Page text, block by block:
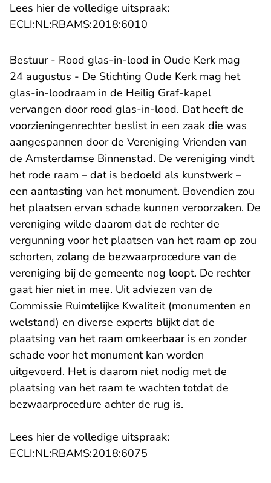
Lees hier de volledige uitspraak:
ECLI:NL:RBAMS:2018:6010
Bestuur - Rood glas-in-lood in Oude Kerk mag
24 augustus - De Stichting Oude Kerk mag het
glas-in-loodraam in de Heilig Graf-kapel
vervangen door rood glas-in-lood. Dat heeft de
voorzieningenrechter beslist in een zaak die was
aangespannen door de Vereniging Vrienden van
de Amsterdamse Binnenstad. De vereniging vindt
het rode raam – dat is bedoeld als kunstwerk –
een aantasting van het monument. Bovendien zou
het plaatsen ervan schade kunnen veroorzaken. De
vereniging wilde daarom dat de rechter de
vergunning voor het plaatsen van het raam op zou
schorten, zolang de bezwaarprocedure van de
vereniging bij de gemeente nog loopt. De rechter
gaat hier niet in mee. Uit adviezen van de
Commissie Ruimtelijke Kwaliteit (monumenten en
welstand) en diverse experts blijkt dat de
plaatsing van het raam omkeerbaar is en zonder
schade voor het monument kan worden
uitgevoerd. Het is daarom niet nodig met de
plaatsing van het raam te wachten totdat de
bezwaarprocedure achter de rug is.
Lees hier de volledige uitspraak:
ECLI:NL:RBAMS:2018:6075